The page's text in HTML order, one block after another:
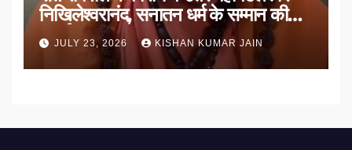
निखिलेश्वरानंद, सनातन धर्म के सम्मान की
उठाई मांग
JULY 23, 2026 KISHAN KUMAR JAIN